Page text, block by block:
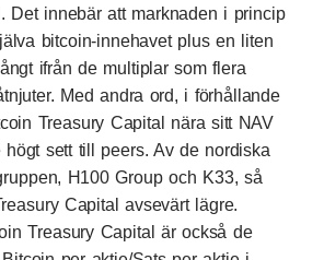
Det innebär att marknaden i princip
bitcoin-innehavet plus en liten
ifrån de multiplar som flera
Med andra ord, i förhållande
Treasury Capital nära sitt NAV
sett till peers. Av de nordiska
H100 Group och K33, så
Capital avsevärt lägre.
Treasury Capital är också de